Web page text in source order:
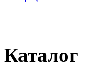
Каталог